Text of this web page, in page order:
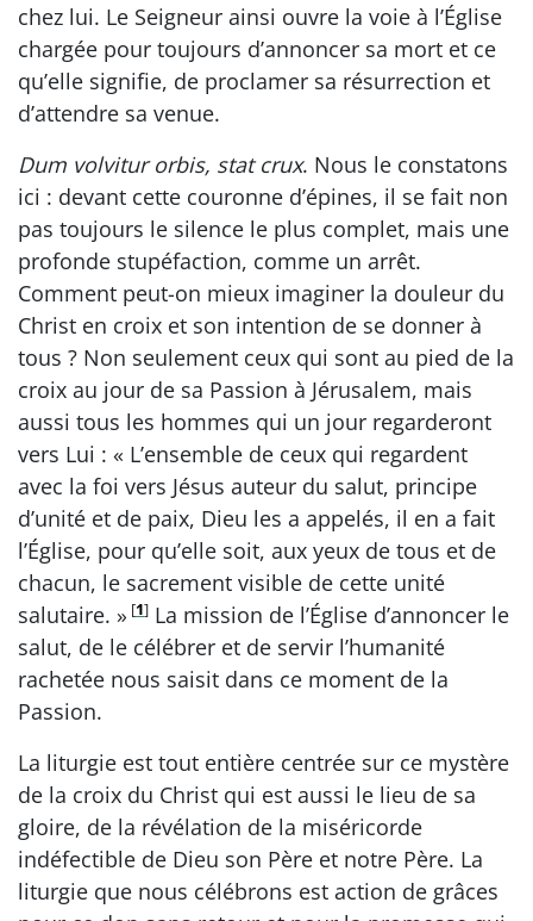
chez lui. Le Seigneur ainsi ouvre la voie à l’Église
chargée pour toujours d’annoncer sa mort et ce
qu’elle signifie, de proclamer sa résurrection et
d’attendre sa venue.
Dum volvitur orbis, stat crux. Nous le constatons
ici : devant cette couronne d’épines, il se fait non
pas toujours le silence le plus complet, mais une
profonde stupéfaction, comme un arrêt.
Comment peut-on mieux imaginer la douleur du
Christ en croix et son intention de se donner à
tous ? Non seulement ceux qui sont au pied de la
croix au jour de sa Passion à Jérusalem, mais
aussi tous les hommes qui un jour regarderont
vers Lui : « L’ensemble de ceux qui regardent
avec la foi vers Jésus auteur du salut, principe
d’unité et de paix, Dieu les a appelés, il en a fait
l’Église, pour qu’elle soit, aux yeux de tous et de
chacun, le sacrement visible de cette unité
salutaire. » [1] La mission de l’Église d’annoncer le
salut, de le célébrer et de servir l’humanité
rachetée nous saisit dans ce moment de la
Passion.
La liturgie est tout entière centrée sur ce mystère
de la croix du Christ qui est aussi le lieu de sa
gloire, de la révélation de la miséricorde
indéfectible de Dieu son Père et notre Père. La
liturgie que nous célébrons est action de grâces